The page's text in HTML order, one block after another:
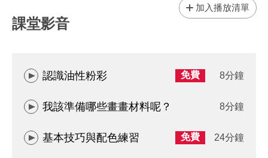
課堂影音
加入播放清單
認識油性粉彩 免費 8分鐘
我該準備哪些畫畫材料呢？ 8分鐘
基本技巧與配色練習 免費 24分鐘